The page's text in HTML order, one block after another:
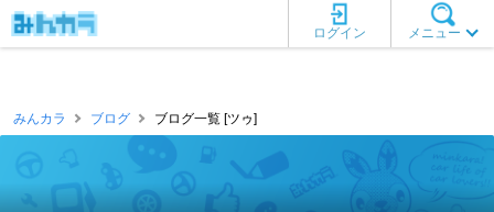
メニュー
ログイン
みんカラ ブログ ブログ一覧 [ツゥ]